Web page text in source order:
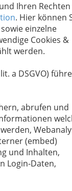
Ihren Rechten
. Hier können
einzelne
Cookies &
werden.
a DSGVO)
abrufen und
(embed)
und Inhalten,
Login-Daten,
sich
in
piercen
der
18 Jahren.
der
Piercing